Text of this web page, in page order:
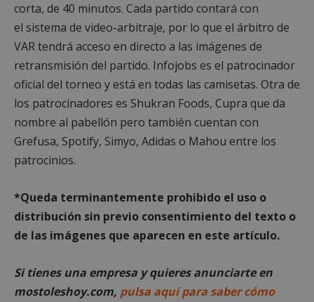
corta, de 40 minutos. Cada partido contará con
el sistema de video-arbitraje, por lo que el árbitro de
VAR tendrá acceso en directo a las imágenes de
retransmisión del partido. Infojobs es el patrocinador
oficial del torneo y está en todas las camisetas. Otra de
los patrocinadores es Shukran Foods, Cupra que da
nombre al pabellón pero también cuentan con
Grefusa, Spotify, Simyo, Adidas o Mahou entre los
patrocinios.
*Queda terminantemente prohibido el uso o
distribución sin previo consentimiento del texto o
de las imágenes que aparecen en este artículo.
Si tienes una empresa y quieres anunciarte en
mostoleshoy.com, pulsa aquí para saber cómo
Cookies de preferencias
Cookies de funcionalidad
Las cookies estrictamente necesarias permiten la
funcionalidad principal del sitio web, como el
inicio de sesión de usuario y la gestión de cuentas.
El sitio web no se puede utilizar correctamente sin
las cookies estrictamente necesarias.
Proveedor/
.x.com